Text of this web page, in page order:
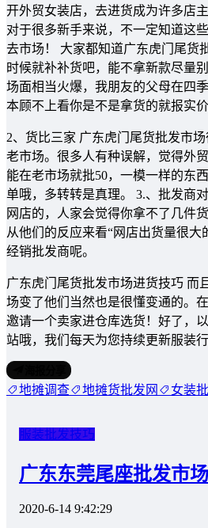
开外贸女装店，去进货成为许多店
对于很多新手来说，不一定知道这
去市场！ 大家都知道广东虎门尾货
时候就补补货吧，能不拿新款尽量
场面相当火爆，我朋友的父母在四
本顾不上看你是不是拿货的就报实
2、货比三家 广东虎门尾货批发市
老市场。很多人有种误解，觉得外
能在老市场就批50，一模一样的东
单哦，多转转是真理。 3.、批发商
网店的，人家会觉得你拿不了几件
从他们的反应来看“网店出货量很
经销批发商呢。
广东虎门尾货批发市场进货技巧 而
场变了他们当然也是很懂变通的。
邀请一个卖家进仓库选货！好了，
站哦，我们每天为您持续更新服装行
地摊调查 地摊货批发网 女装
服装批发技巧
广东东莞尾座批发市
2020-6-14 9:42:29